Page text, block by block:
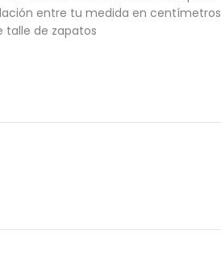
entre tu medida en centímetros
talle de zapatos